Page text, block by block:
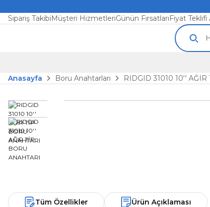
Sipariş TakibiMüşteri HizmetleriGünün FırsatlarıFiyat Teklifi
Anasayfa
Boru Anahtarları RIDGID 31010 10''
Tüm Özellikler Ürün Açıklaması